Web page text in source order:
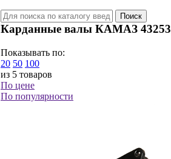
Карданные валы КАМАЗ 43253
Показывать по:
20 50 100
из 5 товаров
По цене
По популярности